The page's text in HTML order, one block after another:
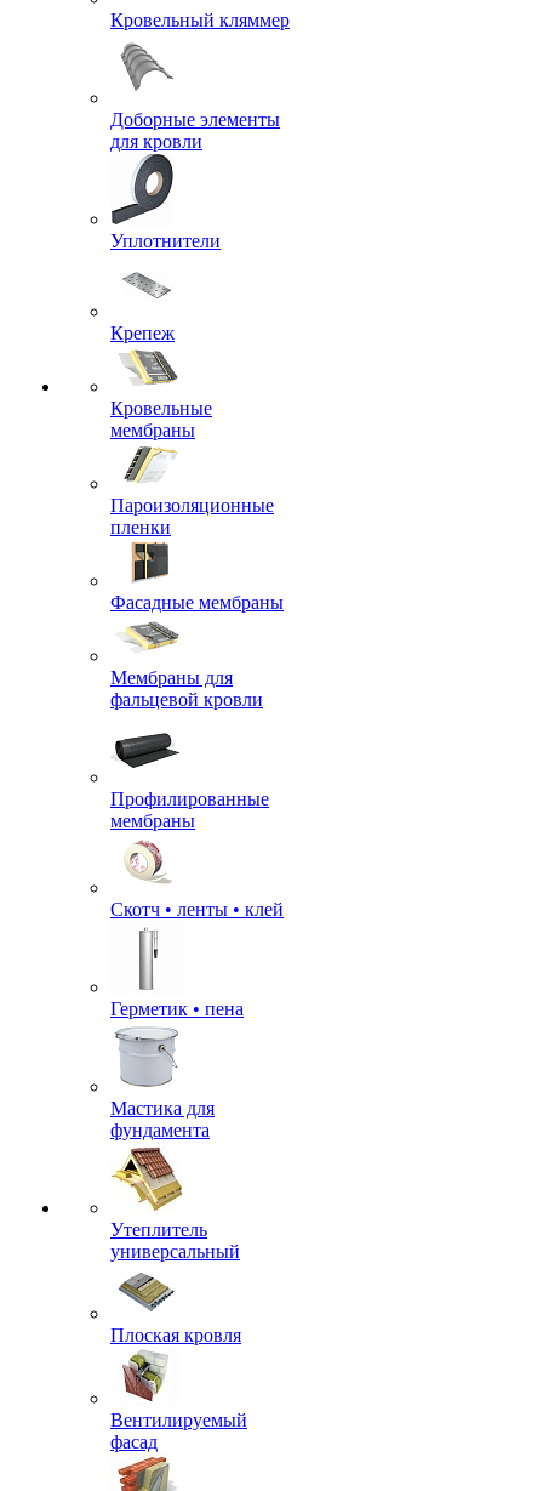
Кровельный кляммер
Доборные элементы
для кровли
Уплотнители
Крепеж
Кровельные
мембраны
Пароизоляционные
пленки
Фасадные мембраны
Мембраны для
фальцевой кровли
Профилированные
мембраны
Скотч • ленты • клей
Герметик • пена
Мастика для
фундамента
Утеплитель
универсальный
Плоская кровля
Вентилируемый
фасад